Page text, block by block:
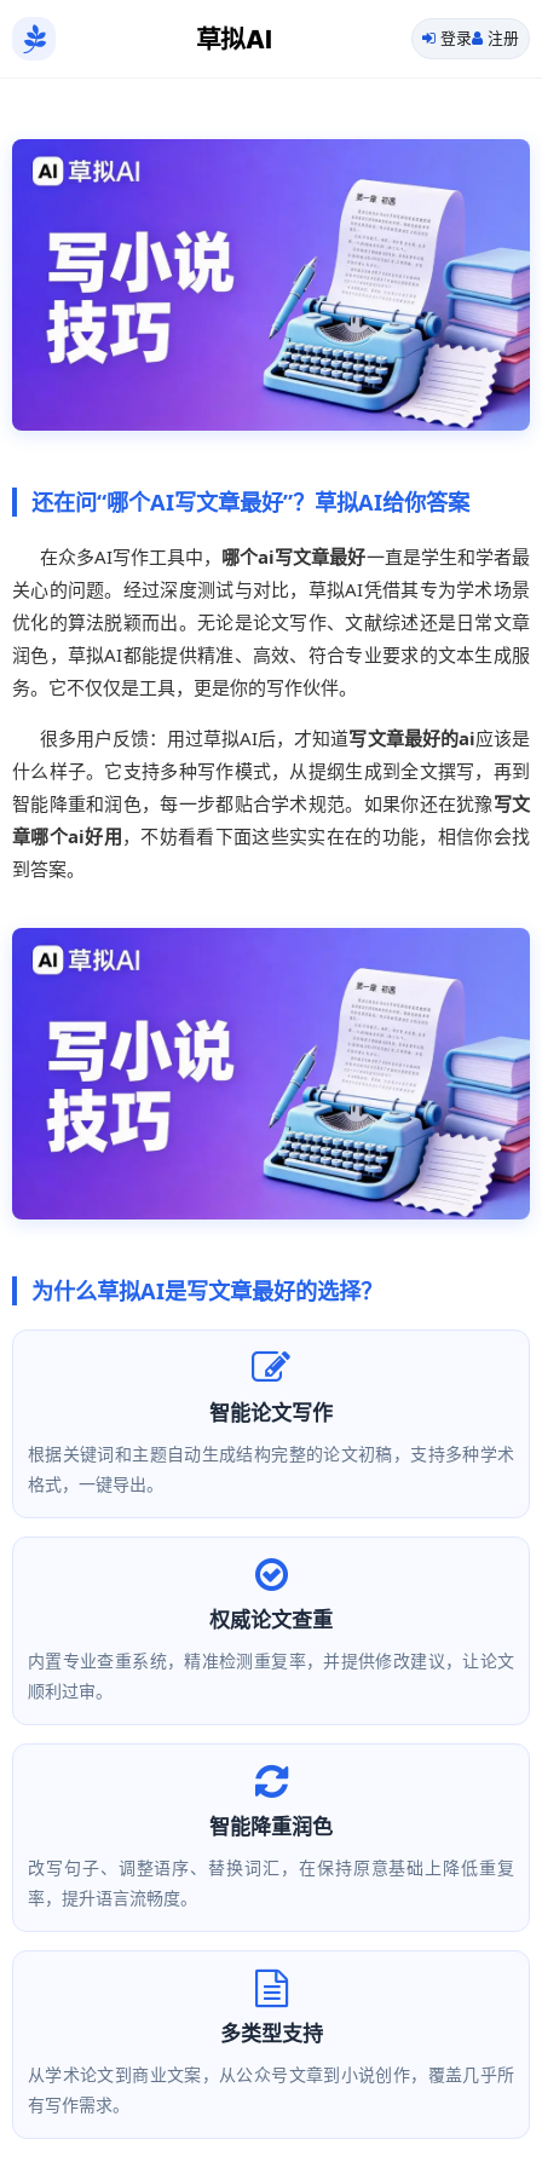
草拟AI 登录 注册
还在问“哪个AI写文章最好”？草拟AI给你答案
在众多AI写作工具中， 哪个ai写文章最好一直是学生和学者最
关心的问题。经过深度测试与对比，草拟AI凭借其专为学术场景
优化的算法脱颖而出。无论是论文写作、文献综述还是日常文章
润色，草拟AI都能提供精准、高效、符合专业要求的文本生成服
务。它不仅仅是工具，更是你的写作伙伴。
很多用户反馈：用过草拟AI后，才知道写文章最好的ai应该是
什么样子。它支持多种写作模式，从提纲生成到全文撰写，再到
智能降重和润色，每一步都贴合学术规范。如果你还在犹豫写文
章哪个ai好用，不妨看看下面这些实实在在的功能，相信你会找
到答案。
为什么草拟AI是写文章最好的选择？
智能论文写作
根据关键词和主题自动生成结构完整的论文初稿，支持多种学术
格式，一键导出。
权威论文查重
内置专业查重系统，精准检测重复率，并提供修改建议，让论文
顺利过审。
智能降重润色
改写句子、调整语序、替换词汇，在保持原意基础上降低重复
率，提升语言流畅度。
多类型支持
从学术论文到商业文案，从公众号文章到小说创作，覆盖几乎所
有写作需求。